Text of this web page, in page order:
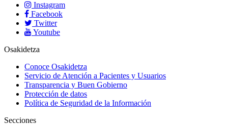
Instagram
Facebook
Twitter
Youtube
Osakidetza
Conoce Osakidetza
Servicio de Atención a Pacientes y Usuarios
Transparencia y Buen Gobierno
Protección de datos
Política de Seguridad de la Información
Secciones